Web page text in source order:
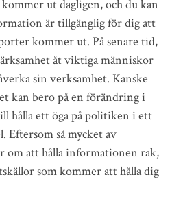
ut dagligen, och du kan
är tillgänglig för dig att
kommer ut. På senare tid,
åt viktiga människor
sin verksamhet. Kanske
kan bero på en förändring i
hålla ett öga på politiken i ett
Eftersom så mycket av
om att hålla informationen rak,
som kommer att hålla dig